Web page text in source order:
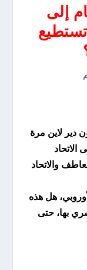
إلى
دير لاين مرة
الاتحاد
والاتحاد
هل هذه
بها، حتى